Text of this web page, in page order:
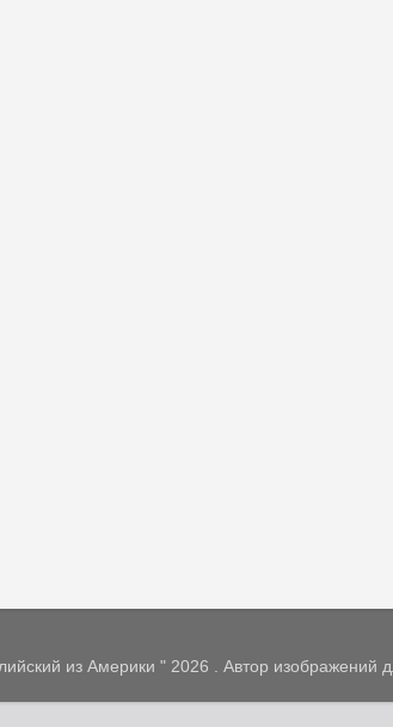
из Америки " 2026 . Автор изображений